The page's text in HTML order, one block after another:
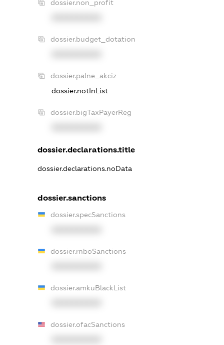
dossier.non_profit
dossier.budget_dotation
dossier.palne_akciz
dossier.notInList
dossier.bigTaxPayerReg
dossier.declarations.title
dossier.declarations.noData
dossier.sanctions
dossier.specSanctions
dossier.rnboSanctions
dossier.amkuBlackList
dossier.ofacSanctions